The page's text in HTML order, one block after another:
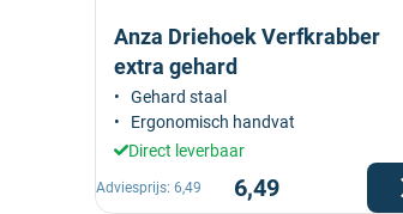
Anza Driehoek Verfkrabber
extra gehard
Gehard staal
Ergonomisch handvat
Direct leverbaar
6,49
Adviesprijs: 6,49